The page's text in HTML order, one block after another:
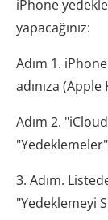
iPhone
yapacağınız:
Adım 1.
adınıza
Adım 2.
3. Adım.
"Yedeklemeyi